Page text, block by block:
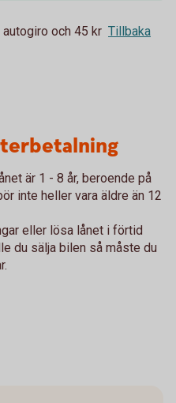
och 45 kr Tillbaka
är 1 - 8 år, beroende på
inte heller vara äldre än 12
eller lösa lånet i förtid
du sälja bilen så måste du